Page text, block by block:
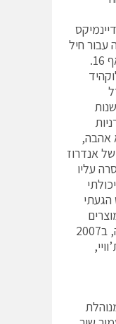
עבור חיל
האוויר האמריקני את מטוס האף 16.
אהבה,
אנדרוז
עליו
לצד השני…”. השאר היסטוריה, ב2007